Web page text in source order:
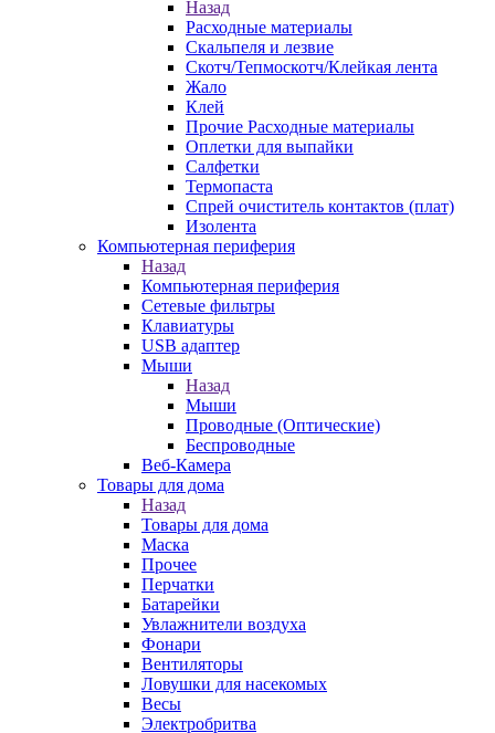
Назад
Расходные материалы
Скальпеля и лезвие
Скотч/Тепмоскотч/Клейкая лента
Жало
Клей
Прочие Расходные материалы
Оплетки для выпайки
Салфетки
Термопаста
Спрей очиститель контактов (плат)
Изолента
Компьютерная периферия
Назад
Компьютерная периферия
Сетевые фильтры
Клавиатуры
USB адаптер
Мыши
Назад
Мыши
Проводные (Оптические)
Беспроводные
Веб-Камера
Товары для дома
Назад
Товары для дома
Маска
Прочее
Перчатки
Батарейки
Увлажнители воздуха
Фонари
Вентиляторы
Ловушки для насекомых
Весы
Электробритва